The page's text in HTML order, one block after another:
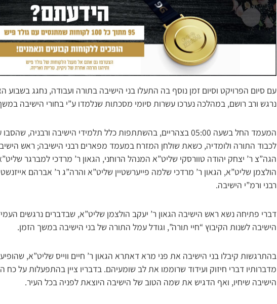
עם סיום הפרויקט וסיום זמן נוסף בה התעלו בני הישיבה בתורה ועבודה, נחגג
נרגש ורב רושם, במהלכה נערכו עשרות סיומי מסכתות שנלמדו ע”י בחורי הישיבה
המעמד החל בשעה 05:00 בצהריים, בהשתתפות כלל תלמידי הישיבה
לכבוד התורה ולומדיה, כשאת שולחן המזרח במעמד מפארים רבני הישיבה; ראש
הגה”צ ר’ יצחק יהודה טוורסקי שליט”א המנהל הרוחני, הגאון ר’ מרדכי למברגר
הולצמן שליט”א, הגאון ר’ מרדכי שלמה פייערשטיין שליט”א והרה”ג ר’ אברהם
רבני ורמ”י הישיבה.
דברי פתיחה נשא ראש הישיבה הגאון ר’ יעקב הולצמן שליט”א, שבדברים נרגשים
הישיבה לשנות הקיבוץ “חיי תורה”, וגודל עמל התורה של בני הישיבה במשך הזמן.
בהתרגשות קיבלו בני הישיבה את פני מרא דאתרא הגאון ר’ חיים ווייס שליט”א,
מדברותיו דברי חיזוק ועידוד שרוממו את לב שומעיהם. בדבריו ציין בהתפעלות על כח
הישיבה שיחיו, ואף הדגיש את שמה הטוב של הישיבה היוצאת לפניה בכל העיר.